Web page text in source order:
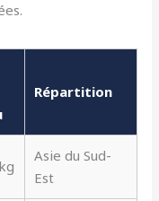
Répartition
Asie du Sud-
Est